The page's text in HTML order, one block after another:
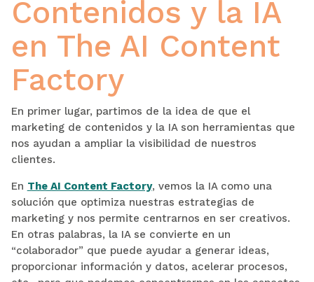
Contenidos y la IA
en The AI Content
Factory
En primer lugar, partimos de la idea de que el
marketing de contenidos y la IA son herramientas que
nos ayudan a ampliar la visibilidad de nuestros
clientes.
En The AI Content Factory, vemos la IA como una
solución que optimiza nuestras estrategias de
marketing y nos permite centrarnos en ser creativos.
En otras palabras, la IA se convierte en un
“colaborador” que puede ayudar a generar ideas,
proporcionar información y datos, acelerar procesos,